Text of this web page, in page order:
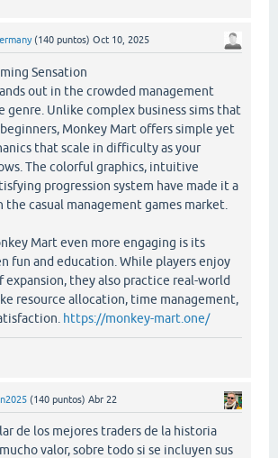
(140 puntos) Oct 10, 2025
Sensation
out in the crowded management
genre. Unlike complex business sims that
Monkey Mart offers simple yet
that scale in difficulty as your
The colorful graphics, intuitive
progression system have made it a
casual management games market.
Mart even more engaging is its
fun and education. While players enjoy
expansion, they also practice real-world
resource allocation, time management,
https://monkey-mart.one/
(140 puntos) Abr 22
de los mejores traders de la historia
valor, sobre todo si se incluyen sus